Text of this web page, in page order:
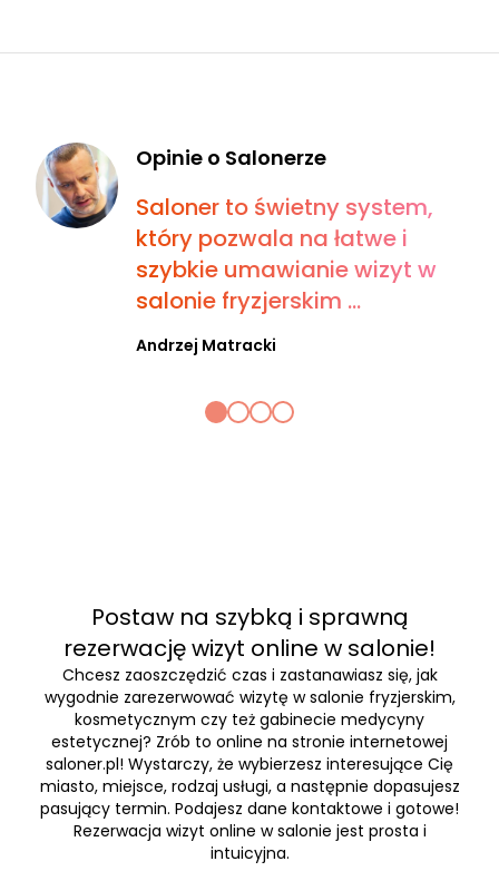
Opinie o Salonerze
Saloner to świetny system,
który pozwala na łatwe i
szybkie umawianie wizyt w
salonie fryzjerskim ...
Andrzej Matracki
Postaw na szybką i sprawną
rezerwację wizyt online w salonie!
Chcesz zaoszczędzić czas i zastanawiasz się, jak
wygodnie zarezerwować wizytę w salonie fryzjerskim,
kosmetycznym czy też gabinecie medycyny
estetycznej? Zrób to online na stronie internetowej
saloner.pl! Wystarczy, że wybierzesz interesujące Cię
miasto, miejsce, rodzaj usługi, a następnie dopasujesz
pasujący termin. Podajesz dane kontaktowe i gotowe!
Rezerwacja wizyt online w salonie jest prosta i
intuicyjna.